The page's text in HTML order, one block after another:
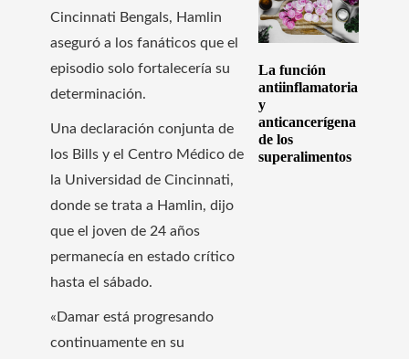
Cincinnati Bengals, Hamlin
aseguró a los fanáticos que el
episodio solo fortalecería su
determinación.
Una declaración conjunta de
los Bills y el Centro Médico de
la Universidad de Cincinnati,
donde se trata a Hamlin, dijo
que el joven de 24 años
permanecía en estado crítico
hasta el sábado.
«Damar está progresando
continuamente en su
La función
antiinflamatoria
y
anticancerígena
de los
superalimentos